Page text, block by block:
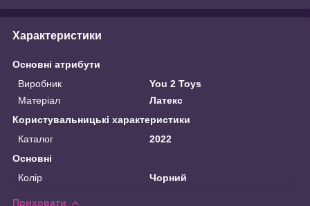
Характеристики
Основні атрибути
Виробник
You 2 Toys
Матеріал
Латекс
Користувальницькі характеристики
Каталог
2022
Основні
Колір
Чорний
Приховати